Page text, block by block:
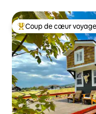
Coups de cœur
Coup de cœur